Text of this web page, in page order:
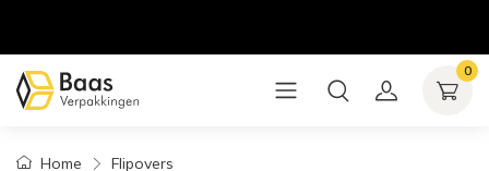
0
Home
Flipovers